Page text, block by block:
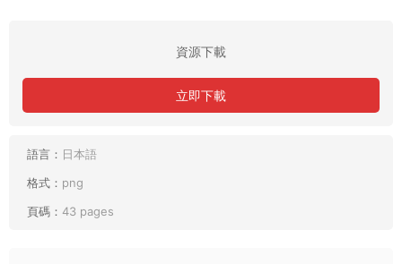
資源下載
立即下載
語言： 日本語
格式： png
頁碼： 43 pages